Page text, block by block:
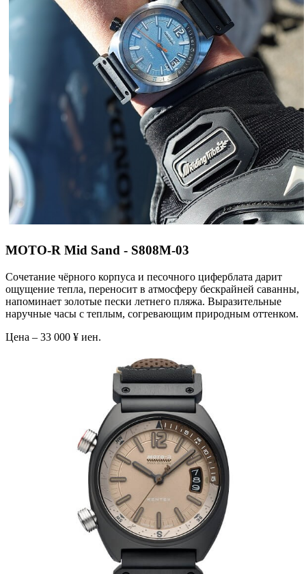
MOTO-R Mid Sand - S808M-03
Сочетание чёрного корпуса и песочного циферблата дарит
ощущение тепла, переносит в атмосферу бескрайней саванны,
напоминает золотые пески летнего пляжа. Выразительные
наручные часы с теплым, согревающим природным оттенком.
Цена – 33 000 ¥ иен.